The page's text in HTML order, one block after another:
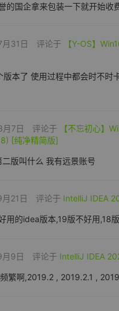
的国企拿来包装一下就开始收
31日 评论于
【Y-OS】
版本了 使用过程中都会时不时
7日 评论于
【不忘初心】
[纯净精简版]
版叫什么 我有远景账号
21日 评论于 IntelliJ IDEA
用的idea版本,19版不好用,18
9日 评论于 IntelliJ IDEA
繁啊,2019.2 , 2019.2.1 ,